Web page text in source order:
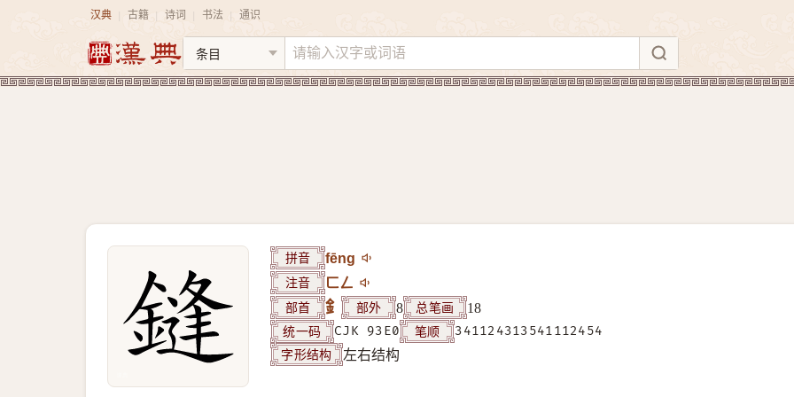
汉典 古籍 诗词 书法 通识
拼音 fēng
注音 ㄈㄥ
部首 釒 部外 8 总笔画 18
统一码 CJK 93E0 笔顺 341124313541112454
字形结构 左右结构